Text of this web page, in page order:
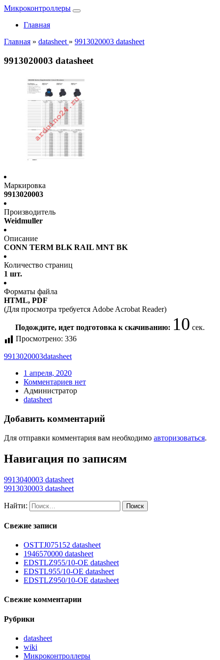
Микроконтроллеры
Главная
Главная » datasheet » 9913020003 datasheet
9913020003 datasheet
Маркировка
9913020003
Производитель
Weidmuller
Описание
CONN TERM BLK RAIL MNT BK
Количество страниц
1 шт.
Форматы файла
HTML, PDF
(Для просмотра требуется Adobe Acrobat Reader)
Подождите, идет подготовка к скачиванию: 10 сек.
Просмотрено: 336
9913020003datasheet
1 апреля, 2020
Комментариев нет
Администратор
datasheet
Добавить комментарий
Для отправки комментария вам необходимо авторизоваться.
Навигация по записям
9913040003 datasheet
9913030003 datasheet
Найти:
Свежие записи
OSTTJ075152 datasheet
1946570000 datasheet
EDSTLZ955/10-OE datasheet
EDSTL955/10-OE datasheet
EDSTLZ950/10-OE datasheet
Свежие комментарии
Рубрики
datasheet
wiki
Микроконтроллеры